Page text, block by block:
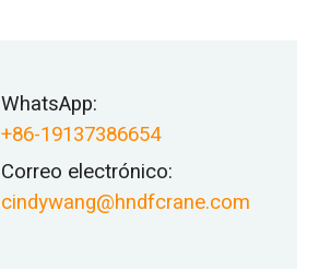
WhatsApp:
+86-19137386654
Correo electrónico:
cindywang@hndfcrane.com